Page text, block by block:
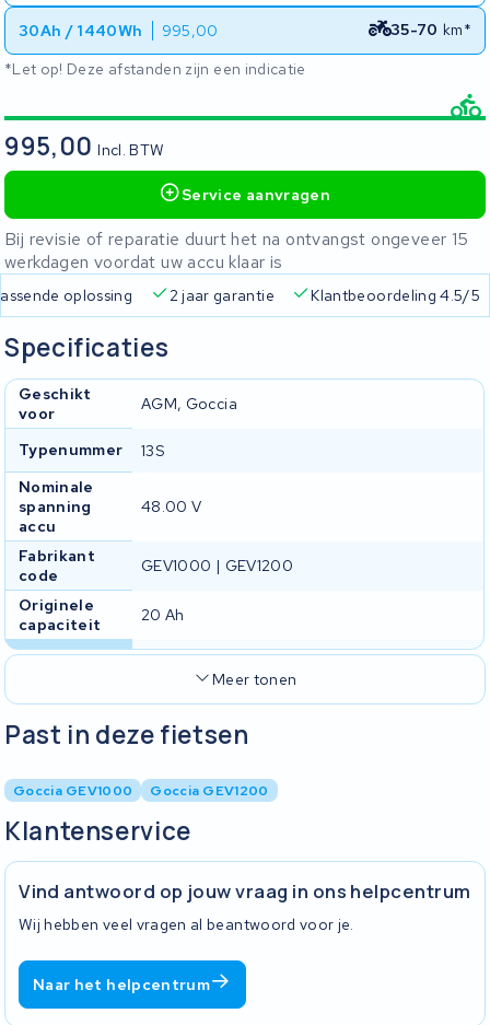
30Ah / 1440Wh 995,00 35-70 km*
*Let op! Deze afstanden zijn een indicatie
995,00Incl. BTW
Service aanvragen
Bij revisie of reparatie duurt het na ontvangst ongeveer 15
werkdagen voordat uw accu klaar is
oplossing 2 jaar garantie Klantbeoordeling 4.5/5
Specificaties
Geschikt
voor
AGM, Goccia
Typenummer
13S
Nominale
spanning
accu
48.00 V
Fabrikant
code
GEV1000 | GEV1200
Originele
capaciteit
20 Ah
Meer tonen
Past in deze fietsen
Goccia GEV1000 Goccia GEV1200
Klantenservice
Vind antwoord op jouw vraag in ons helpcentrum
Wij hebben veel vragen al beantwoord voor je.
Naar het helpcentrum